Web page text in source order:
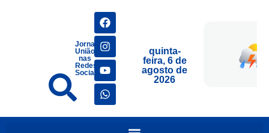
Jornais
União
nas
Redes
Sociais
quinta-
feira, 6 de
agosto de
2026